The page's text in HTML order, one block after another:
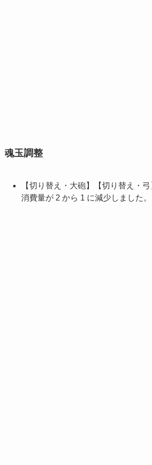
魂玉調整
【切り替え・大砲】【切り替え・
消費量が 2 から 1 に減少しました。